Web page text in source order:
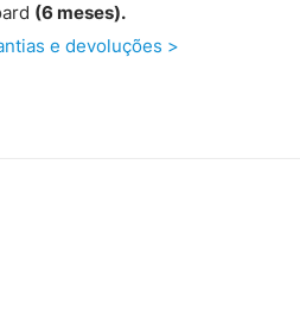
(6 meses).
e devoluções >